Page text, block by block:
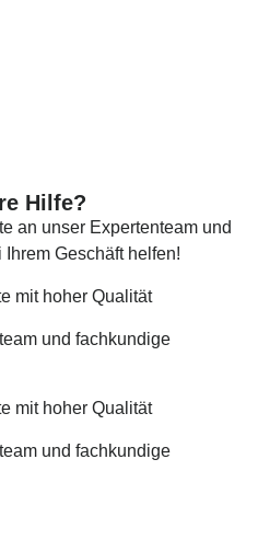
Hilfe?
an unser Expertenteam und
Geschäft helfen!
mit hoher Qualität
und fachkundige
mit hoher Qualität
und fachkundige